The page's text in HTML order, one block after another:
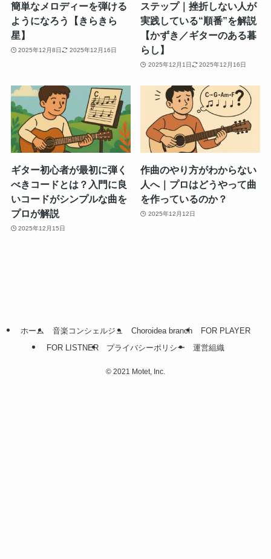
簡単なメロディーを弾ける
ようになろう【きらきら
星】
2025年12月8日 2025年12月16日
ステップ｜挫折しない人が
実践している“順番”を解説
【かずき／ギターのある暮
らし】
2025年12月1日 2025年12月16日
ギター初心者が最初に弾く
べきコードとは？入門に良
いコードがシンプルな曲を
プロが解説
2025年12月15日
作曲のやり方がわからない
人へ｜プロはどうやって曲
を作っているのか？
2025年12月12日
ホーム 音楽コンシェルジュ Choroidea branch
FOR PLAYER
FOR LISTNER
プライバシーポリシー 運営組織
© 2021 Motet, Inc.